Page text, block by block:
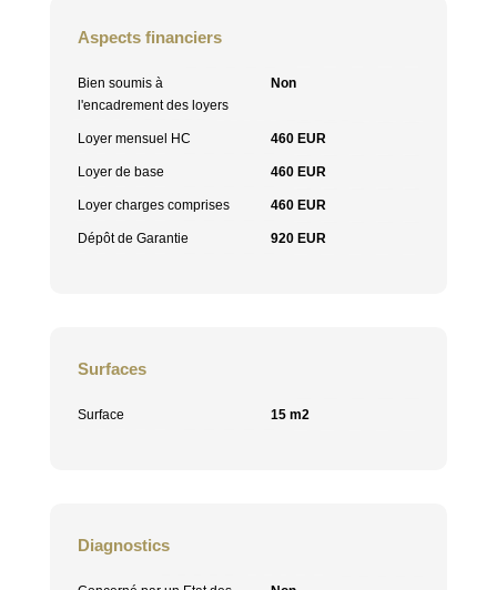
Aspects financiers
Bien soumis à
l'encadrement des loyers
Non
Loyer mensuel HC 460 EUR
Loyer de base 460 EUR
Loyer charges comprises 460 EUR
Dépôt de Garantie 920 EUR
Surfaces
Surface 15 m2
Diagnostics